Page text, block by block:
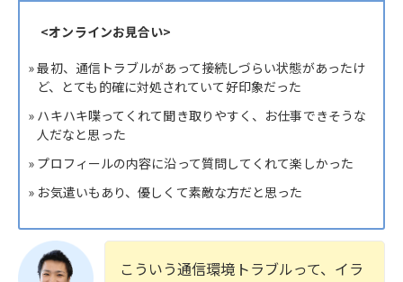
<オンラインお見合い>
» 最初、通信トラブルがあって接続しづらい状態があったけ
ど、とても的確に対処されていて好印象だった
» ハキハキ喋ってくれて聞き取りやすく、お仕事できそうな
人だなと思った
» プロフィールの内容に沿って質問してくれて楽しかった
» お気遣いもあり、優しくて素敵な方だと思った
こういう通信環境トラブルって、イラ